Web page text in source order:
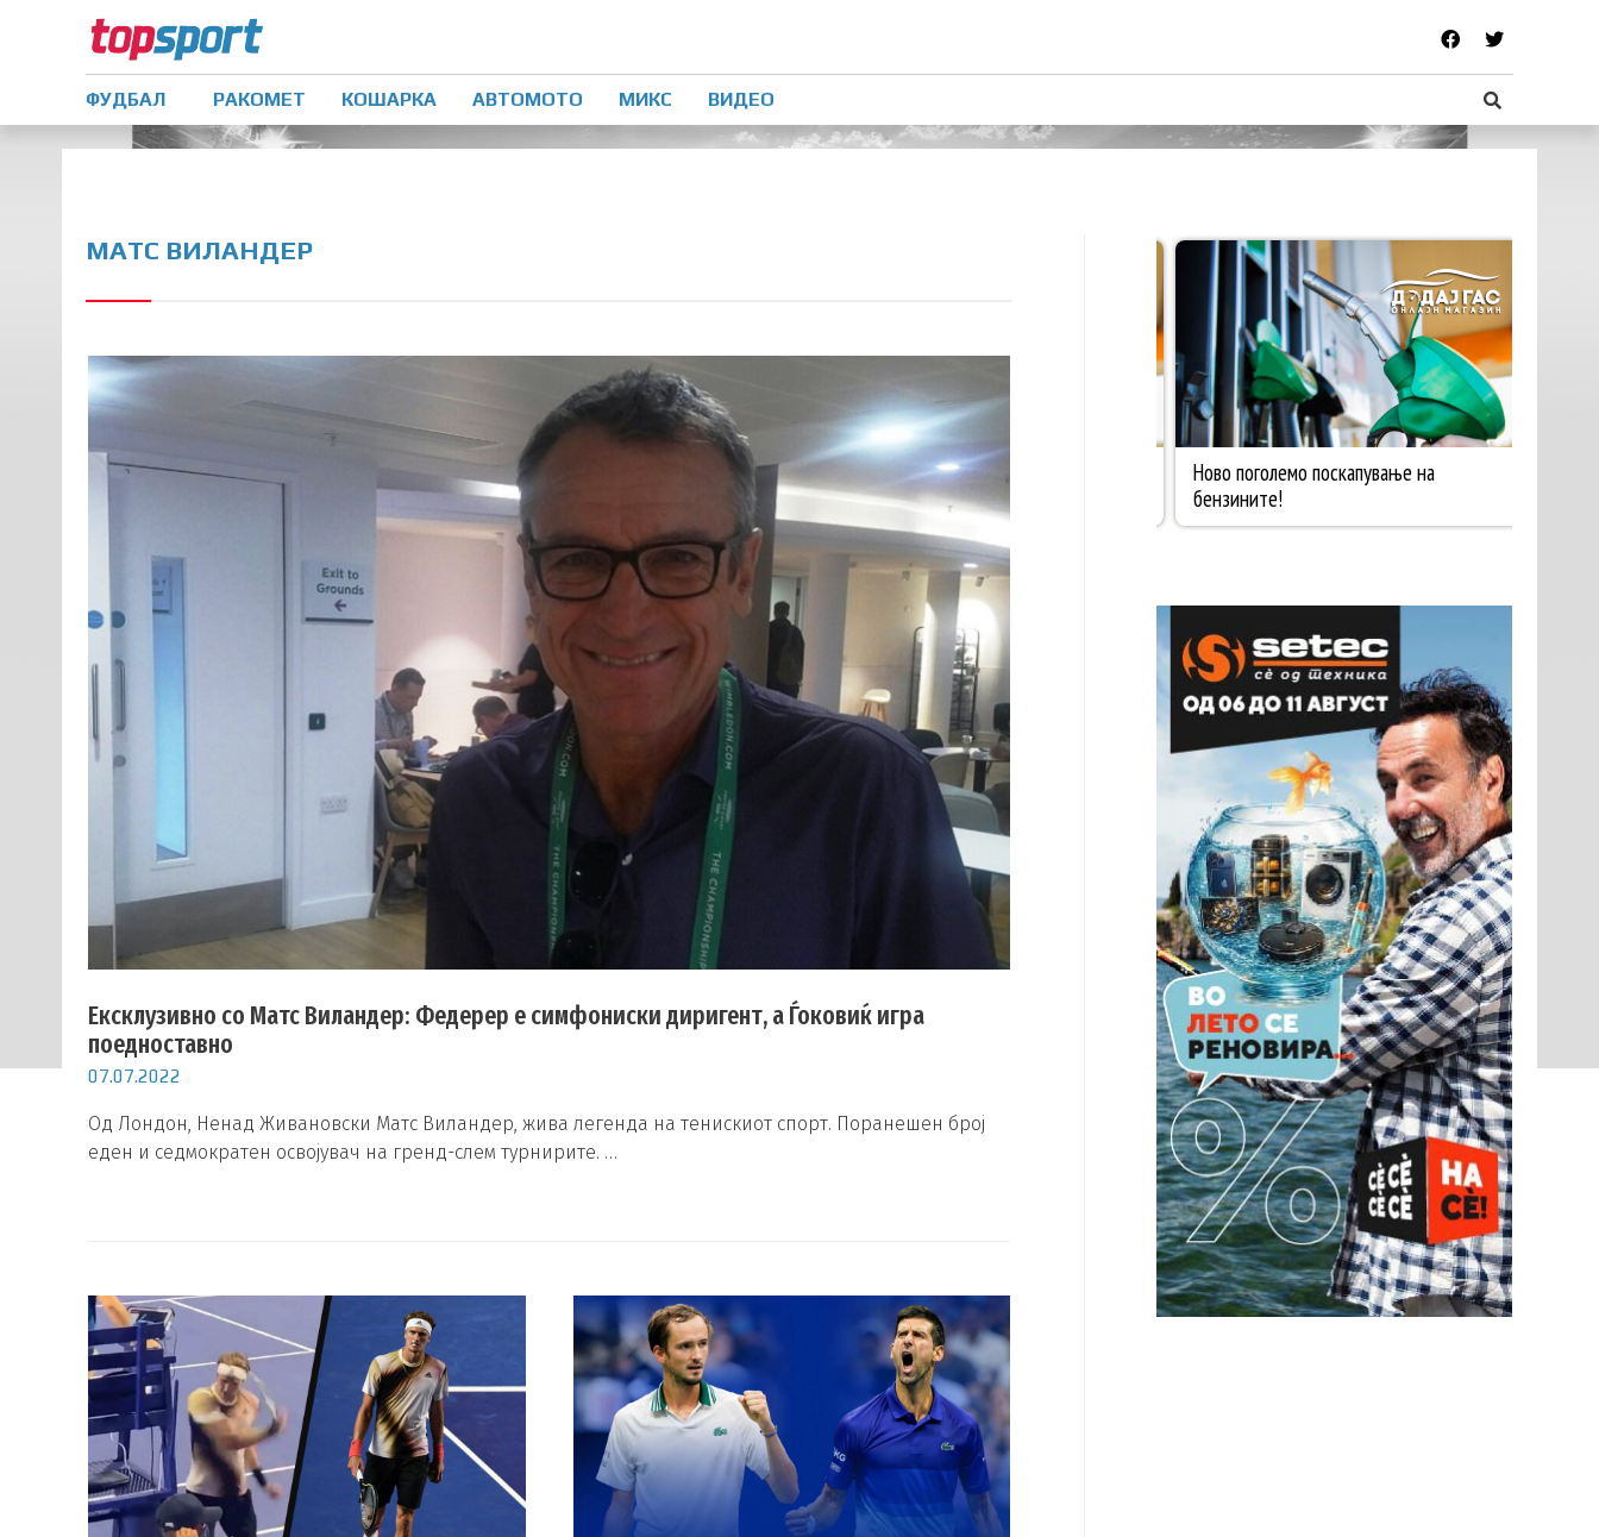
ФУДБАЛ РАКОМЕТ КОШАРКА АВТОМОТО МИКС ВИДЕО
МАТС ВИЛАНДЕР
Ексклузивно со Матс Виландер: Федерер е симфониски диригент, а Ѓоковиќ игра
поедноставно
07.07.2022
Од Лондон, Ненад Живановски Матс Виландер, жива легенда на тенискиот спорт. Поранешен број
еден и седмократен освојувач на гренд-слем турнирите. …